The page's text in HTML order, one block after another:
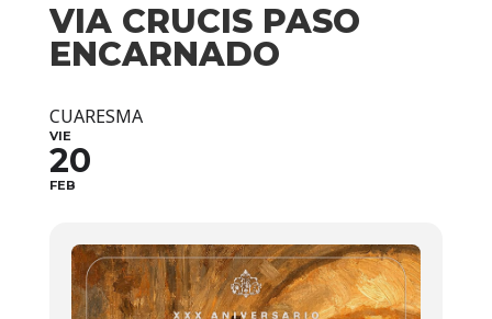
VIA CRUCIS PASO
ENCARNADO
CUARESMA
VIE
20
FEB